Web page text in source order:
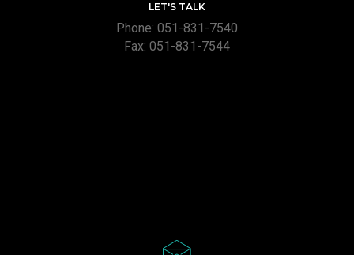
LET'S TALK
Phone: 051-831-7540
Fax: 051-831-7544